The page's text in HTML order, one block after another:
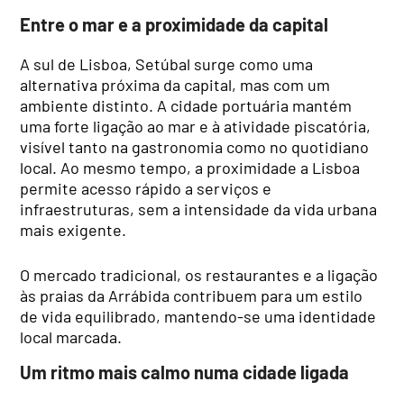
Entre o mar e a proximidade da capital
A sul de Lisboa, Setúbal surge como uma
alternativa próxima da capital, mas com um
ambiente distinto. A cidade portuária mantém
uma forte ligação ao mar e à atividade piscatória,
visível tanto na gastronomia como no quotidiano
local. Ao mesmo tempo, a proximidade a Lisboa
permite acesso rápido a serviços e
infraestruturas, sem a intensidade da vida urbana
mais exigente.
O mercado tradicional, os restaurantes e a ligação
às praias da Arrábida contribuem para um estilo
de vida equilibrado, mantendo-se uma identidade
local marcada.
Um ritmo mais calmo numa cidade ligada